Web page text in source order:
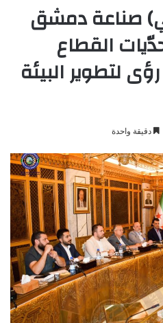
صناعة دمشق
القطاع
لتطوير البيئة
دقيقة واحدة